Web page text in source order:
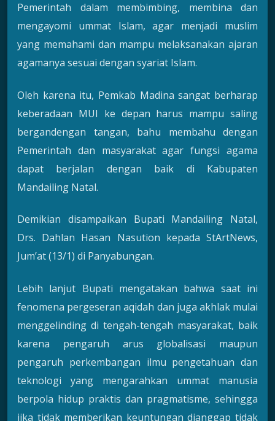
Pemerintah dalam membimbing, membina dan
mengayomi ummat Islam, agar menjadi muslim
yang memahami dan mampu melaksanakan ajaran
agamanya sesuai dengan syariat Islam.
Oleh karena itu, Pemkab Madina sangat berharap
keberadaan MUI ke depan harus mampu saling
bergandengan tangan, bahu membahu dengan
Pemerintah dan masyarakat agar fungsi agama
dapat berjalan dengan baik di Kabupaten
Mandailing Natal.
Demikian disampaikan Bupati Mandailing Natal,
Drs. Dahlan Hasan Nasution kepada StArtNews,
Jum’at (13/1) di Panyabungan.
Lebih lanjut Bupati mengatakan bahwa saat ini
fenomena pergeseran aqidah dan juga akhlak mulai
menggelinding di tengah-tengah masyarakat, baik
karena pengaruh arus globalisasi maupun
pengaruh perkembangan ilmu pengetahuan dan
teknologi yang mengarahkan ummat manusia
berpola hidup praktis dan pragmatisme, sehingga
jika tidak memberikan keuntungan dianggap tidak